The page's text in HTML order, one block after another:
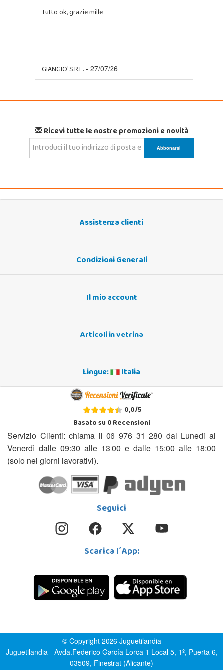
Tutto ok, grazie mille
GIANGIO' S.R.L.- 27/07/26
Ricevi tutte le nostre promozioni e novità
Assistenza clienti
Condizioni Generali
Il mio account
Articoli in vetrina
Lingue: Italia
0,0/5
Basato su0Recensioni
Servizio Clienti: chiama il 06 976 31 280 dal Lunedi al
Venerdì dalle 09:30 alle 13:00 e dalle 15:00 alle 18:00
(solo nei giorni lavorativi).
Seguici
Scarica l´App:
© Copyright 2026 Juguetilandia
Juguetilandia - Avda.Federico García Lorca 1 Local 5, 1º, Puerta 6,
03509, Finestrat (Alicante)